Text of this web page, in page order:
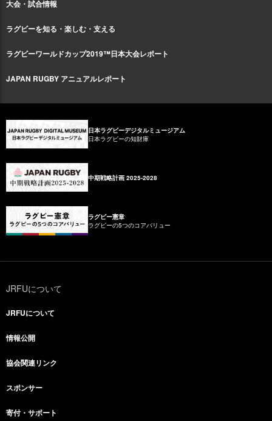
大会・試合情報
ラグビーを知る・楽しむ・支える
ラグビーワールドカップ2019™日本大会レポート
JAPAN RUGBY アニュアルレポート
日本ラグビーデジタルミュージアム
日本ラグビーの知財庫
中期戦略計画 2025-2028
ラグビー憲章
ラグビーの5つのコアバリュー
JRFUについて
JRFUについて
情報公開
協会関連リンク
スポンサー
寄付・サポート